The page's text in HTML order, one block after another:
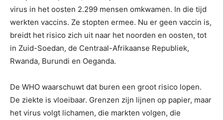
virus in het oosten 2.299 mensen omkwamen. In die tijd
werkten vaccins. Ze stopten ermee. Nu er geen vaccin is,
breidt het risico zich uit naar het noorden en oosten, tot
in Zuid-Soedan, de Centraal-Afrikaanse Republiek,
Rwanda, Burundi en Oeganda.
De WHO waarschuwt dat buren een groot risico lopen.
De ziekte is vloeibaar. Grenzen zijn lijnen op papier, maar
het virus volgt lichamen, die markten volgen, die